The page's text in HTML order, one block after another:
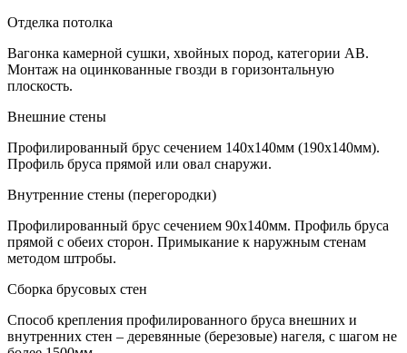
Отделка потолка
Вагонка камерной сушки, хвойных пород, категории АВ.
Монтаж на оцинкованные гвозди в горизонтальную
плоскость.
Внешние стены
Профилированный брус сечением 140х140мм (190х140мм).
Профиль бруса прямой или овал снаружи.
Внутренние стены (перегородки)
Профилированный брус сечением 90х140мм. Профиль бруса
прямой с обеих сторон. Примыкание к наружным стенам
методом штробы.
Сборка брусовых стен
Способ крепления профилированного бруса внешних и
внутренних стен – деревянные (березовые) нагеля, с шагом не